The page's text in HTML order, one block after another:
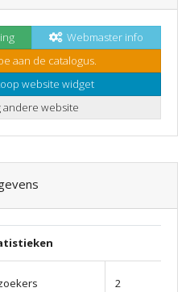
Webmaster info
aan de catalogus.
website widget
website
2